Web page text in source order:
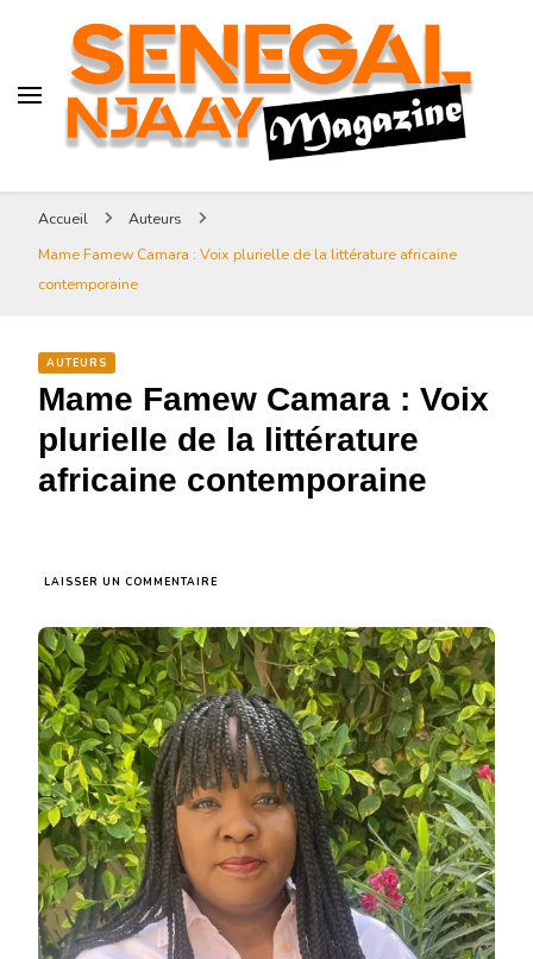
Senegal-njaay.com littérature
Africaine littérature sénégalaise
Art et Culture
Magazine Sénégal Njaay –
Senegal-njaay.com littérature
Africaine littérature
sénégalaise Art et Culture
revue littéraire africaine
Accueil
Auteurs
Mame Famew Camara : Voix plurielle de la littérature africaine
contemporaine
AUTEURS
Mame Famew Camara : Voix
plurielle de la littérature
africaine contemporaine
LAISSER UN COMMENTAIRE
CAMARA
:
VOIX
PLURIELLE
DE
LA
LITTÉRATURE
AFRICAINE
CONTEMPORAINE